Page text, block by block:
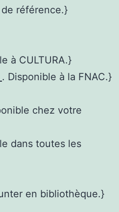
référence.}
à CULTURA.}
. Disponible à la FNAC.}
chez votre
dans toutes les
en bibliothèque.}